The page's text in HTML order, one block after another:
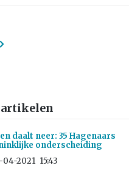
artikelen
daalt neer: 35 Hagenaars
onderscheiding
04-2021 15:43